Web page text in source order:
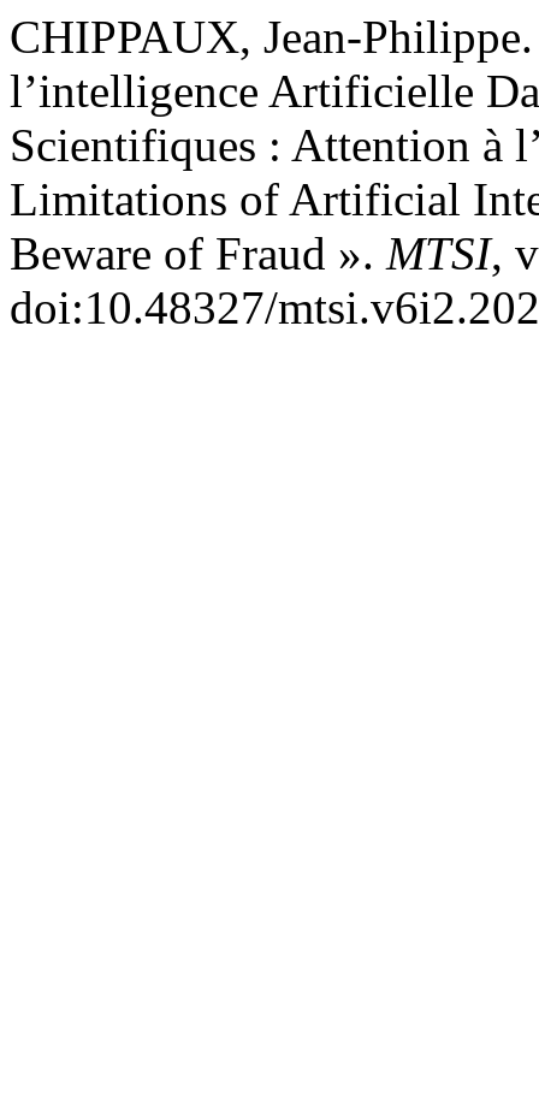
CHIPPAUX, Jean-
l’intelligence Artificielle
Scientifiques : Attention à
Limitations of Artificial
Beware of Fraud ». MTSI,
doi:10.48327/